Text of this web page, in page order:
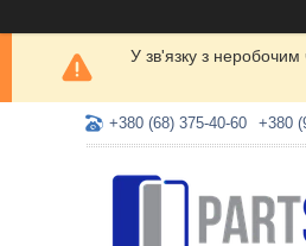
У зв'язку з
+380 (68) 375-40-60 +380